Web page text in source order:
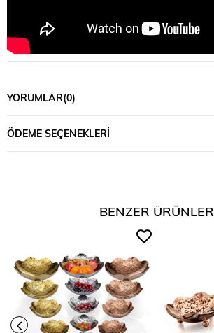
YORUMLAR(0)
ÖDEME SEÇENEKLERI
BENZER ÜRÜNLER